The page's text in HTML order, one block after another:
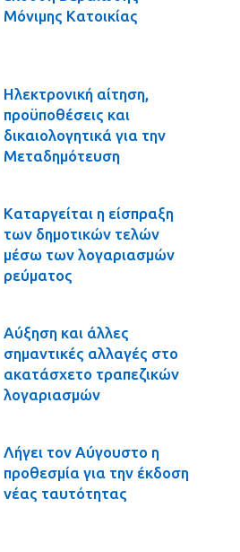
Μόνιμης Κατοικίας
Ηλεκτρονική αίτηση,
προϋποθέσεις και
δικαιολογητικά για την
Μεταδημότευση
Καταργείται η είσπραξη
των δημοτικών τελών
μέσω των λογαριασμών
ρεύματος
Αύξηση και άλλες
σημαντικές αλλαγές στο
ακατάσχετο τραπεζικών
λογαριασμών
Λήγει τον Αύγουστο η
προθεσμία για την έκδοση
νέας ταυτότητας